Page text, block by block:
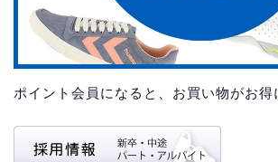
ポイント会員になると、お買い物がお得